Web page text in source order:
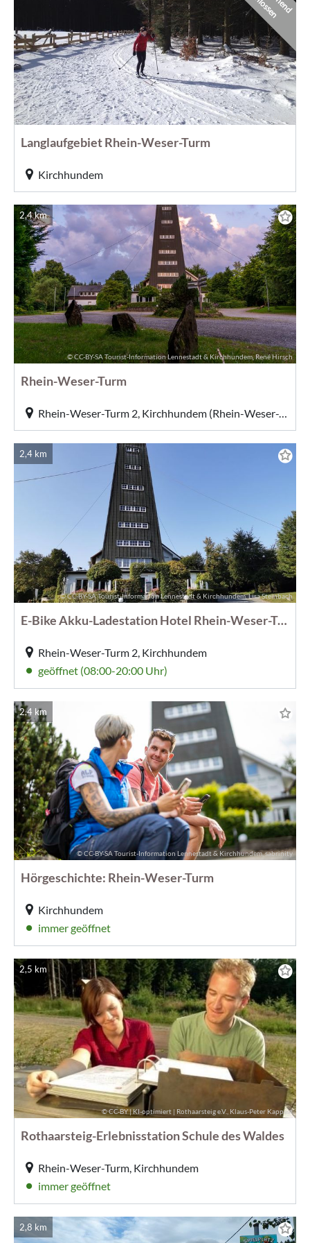
© CC-BY-SA Luisa Möser
Langlaufgebiet Rhein-Weser-Turm
Kirchhundem
© CC-BY-SA Tourist-Information Lennestadt & Kirchhundem, René Hirsch
2,4 km
Rhein-Weser-Turm
Rhein-Weser-Turm 2, Kirchhundem (Rhein-Weser-Turm)
© CC-BY-SA Tourist-Information Lennestadt & Kirchhundem, Lisa Steinbach
2,4 km
E-Bike Akku-Ladestation Hotel Rhein-Weser-Turm
Rhein-Weser-Turm 2, Kirchhundem
geöffnet (08:00-20:00 Uhr)
© CC-BY-SA Tourist-Information Lennestadt & Kirchhundem, sabrinity
2,4 km
Hörgeschichte: Rhein-Weser-Turm
Kirchhundem
immer geöffnet
© CC-BY | KI-optimiert | Rothaarsteig e.V., Klaus-Peter Kappest
2,5 km
Rothaarsteig-Erlebnisstation Schule des Waldes
Rhein-Weser-Turm, Kirchhundem
immer geöffnet
2,8 km